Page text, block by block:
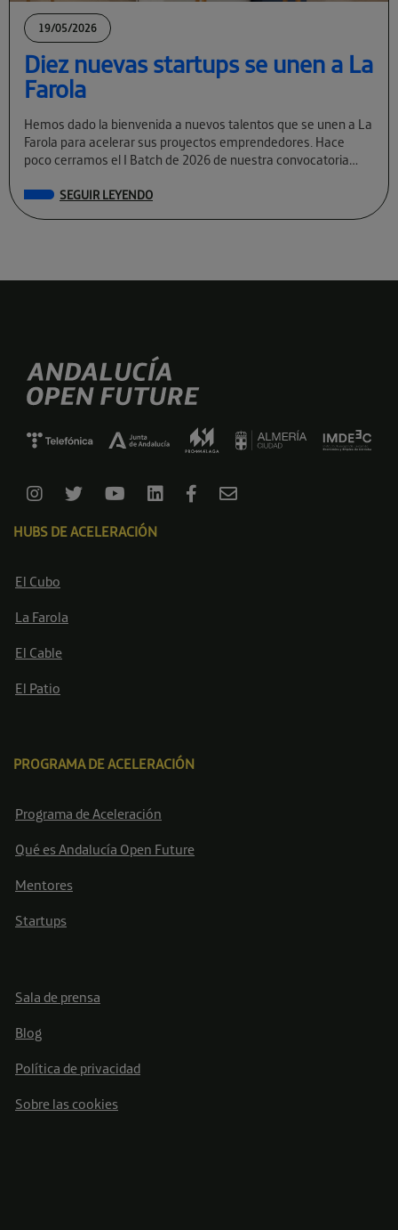
19/05/2026
Diez nuevas startups se unen a La
Farola
Hemos dado la bienvenida a nuevos talentos que se unen a La
Farola para acelerar sus proyectos emprendedores. Hace
poco cerramos el I Batch de 2026 de nuestra convocatoria
SEGUIR LEYENDO
HUBS DE ACELERACIÓN
El Cubo
La Farola
El Cable
El Patio
PROGRAMA DE ACELERACIÓN
Programa de Aceleración
Qué es Andalucía Open Future
Mentores
Startups
Sala de prensa
Blog
Política de privacidad
Sobre las cookies